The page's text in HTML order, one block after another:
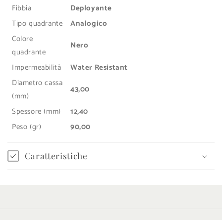
Fibbia
Deployante
Tipo quadrante
Analogico
Colore
quadrante
Nero
Impermeabilità
Water Resistant
Diametro cassa
(mm)
43,00
Spessore (mm)
12,40
Peso (gr)
90,00
Caratteristiche